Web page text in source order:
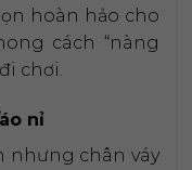
hoàn hảo cho
cách “nàng
chơi.
nỉ
nhưng chân váy